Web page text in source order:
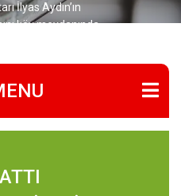
İlyas Aydın’ın
köy meydanında